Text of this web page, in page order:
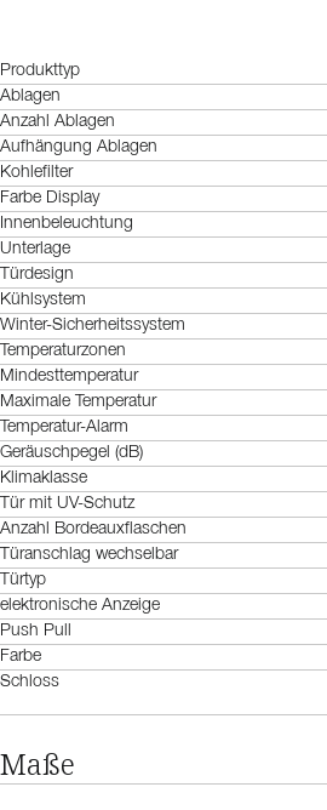
Produkttyp
Ablagen
Anzahl Ablagen
Aufhängung Ablagen
Kohlefilter
Farbe Display
Innenbeleuchtung
Unterlage
Türdesign
Kühlsystem
Winter-Sicherheitssystem
Temperaturzonen
Mindesttemperatur
Maximale Temperatur
Temperatur-Alarm
Geräuschpegel (dB)
Klimaklasse
Tür mit UV-Schutz
Anzahl Bordeauxflaschen
Türanschlag wechselbar
Türtyp
elektronische Anzeige
Push Pull
Farbe
Schloss
Maße